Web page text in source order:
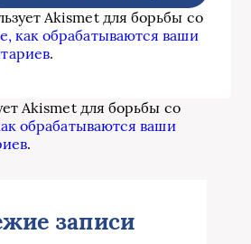
Akismet для борьбы со
как обрабатываются ваши
.
Akismet для борьбы со
обрабатываются ваши
.
записи